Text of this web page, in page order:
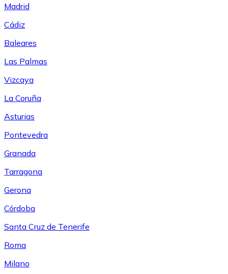
Madrid
Cádiz
Baleares
Las Palmas
Vizcaya
La Coruña
Asturias
Pontevedra
Granada
Tarragona
Gerona
Córdoba
Santa Cruz de Tenerife
Roma
Milano